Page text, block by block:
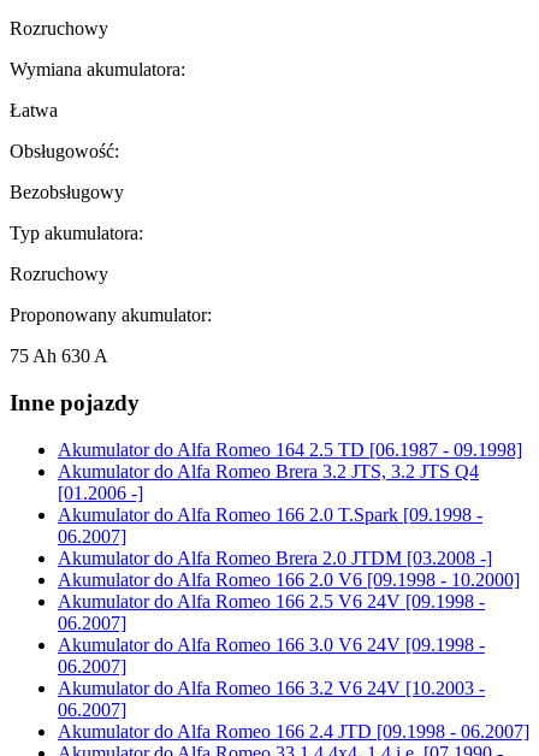
Rozruchowy
Wymiana akumulatora:
Łatwa
Obsługowość:
Bezobsługowy
Typ akumulatora:
Rozruchowy
Proponowany akumulator:
75 Ah 630 A
Inne pojazdy
Akumulator do Alfa Romeo 164 2.5 TD [06.1987 - 09.1998]
Akumulator do Alfa Romeo Brera 3.2 JTS, 3.2 JTS Q4
[01.2006 -]
Akumulator do Alfa Romeo 166 2.0 T.Spark [09.1998 -
06.2007]
Akumulator do Alfa Romeo Brera 2.0 JTDM [03.2008 -]
Akumulator do Alfa Romeo 166 2.0 V6 [09.1998 - 10.2000]
Akumulator do Alfa Romeo 166 2.5 V6 24V [09.1998 -
06.2007]
Akumulator do Alfa Romeo 166 3.0 V6 24V [09.1998 -
06.2007]
Akumulator do Alfa Romeo 166 3.2 V6 24V [10.2003 -
06.2007]
Akumulator do Alfa Romeo 166 2.4 JTD [09.1998 - 06.2007]